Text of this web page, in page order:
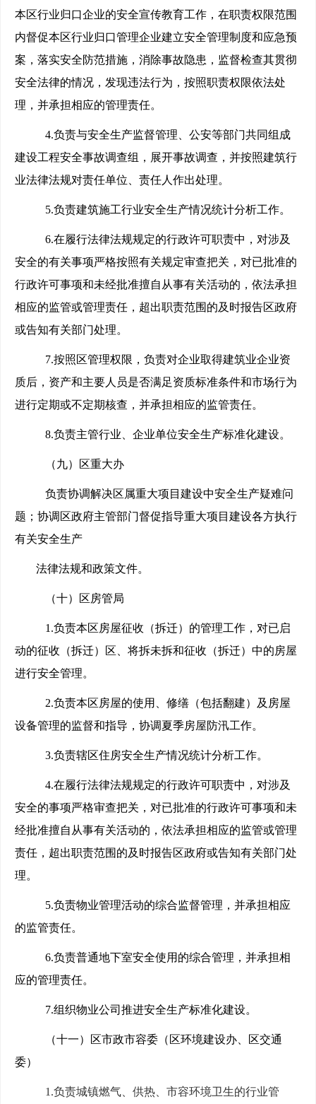
本区行业归口企业的安全宣传教育工作，在职责权限范围
内督促本区行业归口管理企业建立安全管理制度和应急预
案，落实安全防范措施，消除事故隐患，监督检查其贯彻
安全法律的情况，发现违法行为，按照职责权限依法处
理，并承担相应的管理责任。
4.负责与安全生产监督管理、公安等部门共同组成
建设工程安全事故调查组，展开事故调查，并按照建筑行
业法律法规对责任单位、责任人作出处理。
5.负责建筑施工行业安全生产情况统计分析工作。
6.在履行法律法规规定的行政许可职责中，对涉及
安全的有关事项严格按照有关规定审查把关，对已批准的
行政许可事项和未经批准擅自从事有关活动的，依法承担
相应的监管或管理责任，超出职责范围的及时报告区政府
或告知有关部门处理。
7.按照区管理权限，负责对企业取得建筑业企业资
质后，资产和主要人员是否满足资质标准条件和市场行为
进行定期或不定期核查，并承担相应的监管责任。
8.负责主管行业、企业单位安全生产标准化建设。
（九）区重大办
负责协调解决区属重大项目建设中安全生产疑难问
题；协调区政府主管部门督促指导重大项目建设各方执行
有关安全生产
法律法规和政策文件。
（十）区房管局
1.负责本区房屋征收（拆迁）的管理工作，对已启
动的征收（拆迁）区、将拆未拆和征收（拆迁）中的房屋
进行安全管理。
2.负责本区房屋的使用、修缮（包括翻建）及房屋
设备管理的监督和指导，协调夏季房屋防汛工作。
3.负责辖区住房安全生产情况统计分析工作。
4.在履行法律法规规定的行政许可职责中，对涉及
安全的事项严格审查把关，对已批准的行政许可事项和未
经批准擅自从事有关活动的，依法承担相应的监管或管理
责任，超出职责范围的及时报告区政府或告知有关部门处
理。
5.负责物业管理活动的综合监督管理，并承担相应
的监管责任。
6.负责普通地下室安全使用的综合管理，并承担相
应的管理责任。
7.组织物业公司推进安全生产标准化建设。
（十一）区市政市容委（区环境建设办、区交通
委）
1.负责城镇燃气、供热、市容环境卫生的行业管